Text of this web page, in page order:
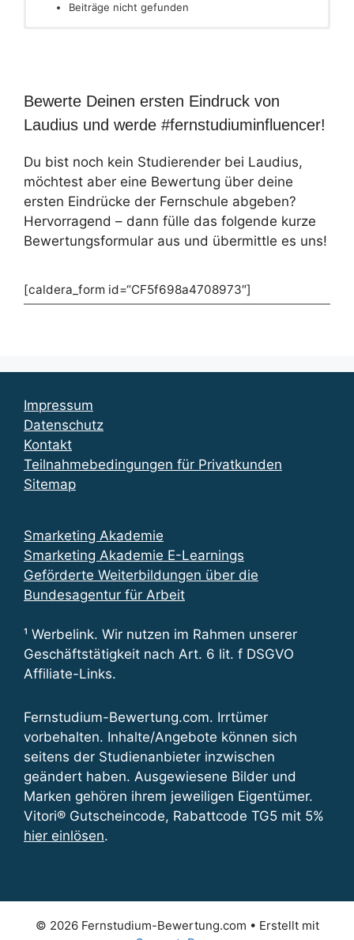
Beiträge nicht gefunden
Bewerte Deinen ersten Eindruck von
Laudius und werde #fernstudiuminfluencer!
Du bist noch kein Studierender bei Laudius,
möchtest aber eine Bewertung über deine
ersten Eindrücke der Fernschule abgeben?
Hervorragend – dann fülle das folgende kurze
Bewertungsformular aus und übermittle es uns!
[caldera_form id=“CF5f698a4708973″]
Impressum
Datenschutz
Kontakt
Teilnahmebedingungen für Privatkunden
Sitemap
Smarketing Akademie
Smarketing Akademie E-Learnings
Geförderte Weiterbildungen über die
Bundesagentur für Arbeit
¹ Werbelink. Wir nutzen im Rahmen unserer
Geschäftstätigkeit nach Art. 6 lit. f DSGVO
Affiliate-Links.
Fernstudium-Bewertung.com. Irrtümer
vorbehalten. Inhalte/Angebote können sich
seitens der Studienanbieter inzwischen
geändert haben. Ausgewiesene Bilder und
Marken gehören ihrem jeweiligen Eigentümer.
Vitori® Gutscheincode, Rabattcode TG5 mit 5%
hier einlösen.
© 2026 Fernstudium-Bewertung.com • Erstellt mit